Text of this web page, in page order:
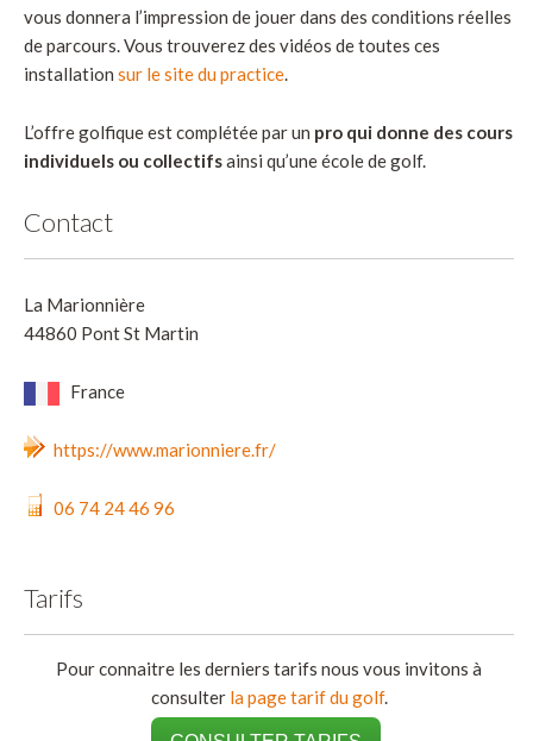
vous donnera l’impression de jouer dans des conditions réelles
de parcours. Vous trouverez des vidéos de toutes ces
installation sur le site du practice.
L’offre golfique est complétée par un pro qui donne des cours
individuels ou collectifsainsi qu’une école de golf.
Contact
La Marionnière
44860 Pont St Martin
France
https://www.marionniere.fr/
06 74 24 46 96
Tarifs
Pour connaitre les derniers tarifs nous vous invitons à
consulter la page tarif du golf.